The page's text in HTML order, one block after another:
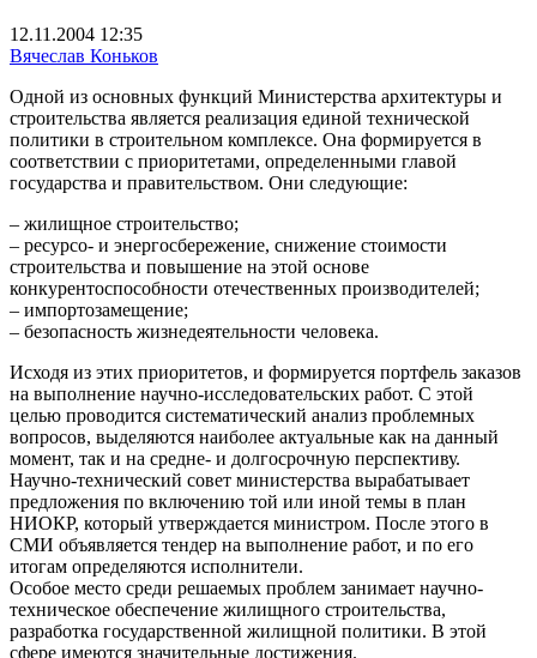
12.11.2004 12:35
Вячеслав Коньков
Одной из основных функций Министерства архитектуры и
строительства является реализация единой технической
политики в строительном комплексе. Она формируется в
соответствии с приоритетами, определенными главой
государства и правительством. Они следующие:
– жилищное строительство;
– ресурсо- и энергосбережение, снижение стоимости
строительства и повышение на этой основе
конкурентоспособности отечественных производителей;
– импортозамещение;
– безопасность жизнедеятельности человека.
Исходя из этих приоритетов, и формируется портфель заказов
на выполнение научно-исследовательских работ. С этой
целью проводится систематический анализ проблемных
вопросов, выделяются наиболее актуальные как на данный
момент, так и на средне- и долгосрочную перспективу.
Научно-технический совет министерства вырабатывает
предложения по включению той или иной темы в план
НИОКР, который утверждается министром. После этого в
СМИ объявляется тендер на выполнение работ, и по его
итогам определяются исполнители.
Особое место среди решаемых проблем занимает научно-
техническое обеспечение жилищного строительства,
разработка государственной жилищной политики. В этой
сфере имеются значительные достижения.